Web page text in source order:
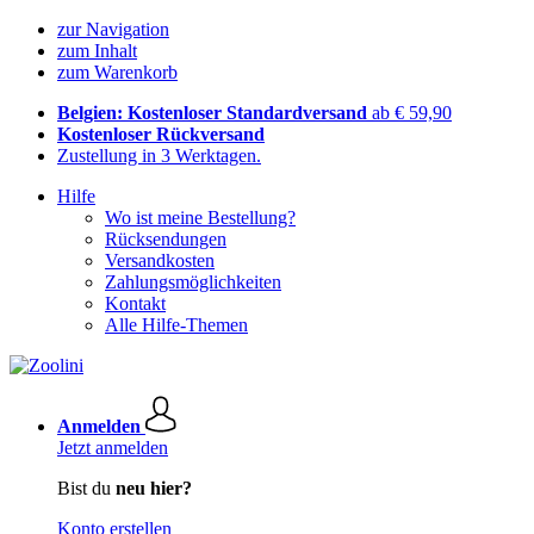
zur Navigation
zum Inhalt
zum Warenkorb
Belgien: Kostenloser Standardversand ab € 59,90
Kostenloser Rückversand
Zustellung in 3 Werktagen.
Hilfe
Wo ist meine Bestellung?
Rücksendungen
Versandkosten
Zahlungsmöglichkeiten
Kontakt
Alle Hilfe-Themen
Anmelden
Jetzt anmelden
Bist du neu hier?
Konto erstellen